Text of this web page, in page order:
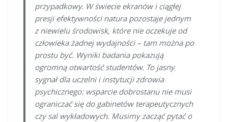
przypadkowy. W świecie ekranów i ciągłej
presji efektywności natura pozostaje jednym
z niewielu środowisk, które nie oczekuje od
człowieka żadnej wydajności – tam można po
prostu być. Wyniki badania pokazują
ogromną otwartość studentów. To jasny
sygnał dla uczelni i instytucji zdrowia
psychicznego: wsparcie dobrostanu nie musi
ograniczać się do gabinetów terapeutycznych
czy sal wykładowych. Musimy zacząć pytać o